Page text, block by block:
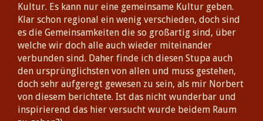
Kultur. Es kann nur eine gemeinsame Kultur geben.
Klar schon regional ein wenig verschieden, doch sind
es die Gemeinsamkeiten die so großartig sind, über
welche wir doch alle auch wieder miteinander
verbunden sind. Daher finde ich diesen Stupa auch
den ursprünglichsten von allen und muss gestehen,
doch sehr aufgeregt gewesen zu sein, als mir Norbert
von diesem berichtete. Ist das nicht wunderbar und
inspirierend das hier versucht wurde beidem Raum